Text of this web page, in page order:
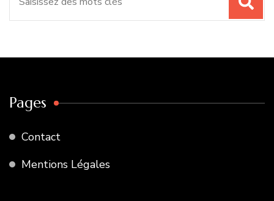
Pages
Contact
Mentions Légales